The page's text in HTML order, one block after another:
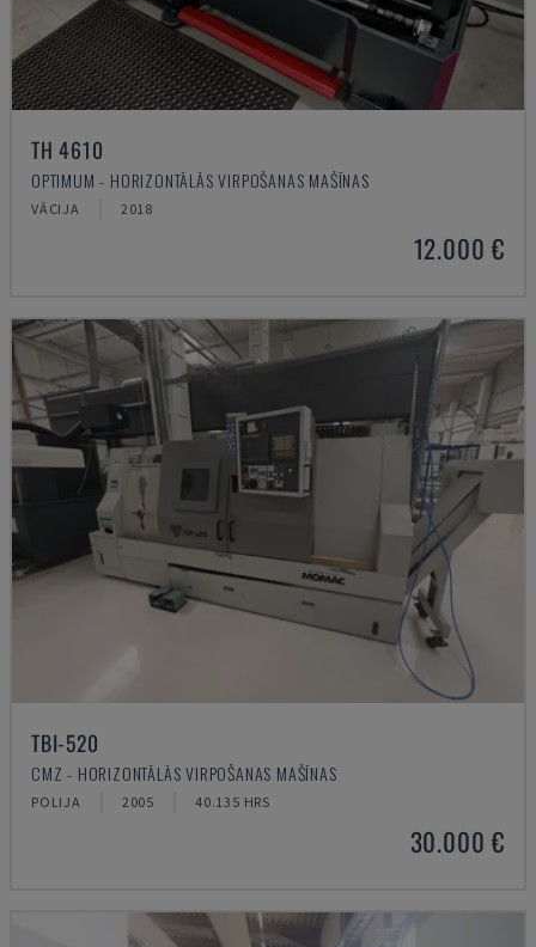
TH 4610
OPTIMUM - HORIZONTĀLĀS VIRPOŠANAS MAŠĪNAS
VĀCIJA 2018
12.000 €
TBI-520
CMZ - HORIZONTĀLĀS VIRPOŠANAS MAŠĪNAS
POLIJA 2005 40.135 HRS
30.000 €